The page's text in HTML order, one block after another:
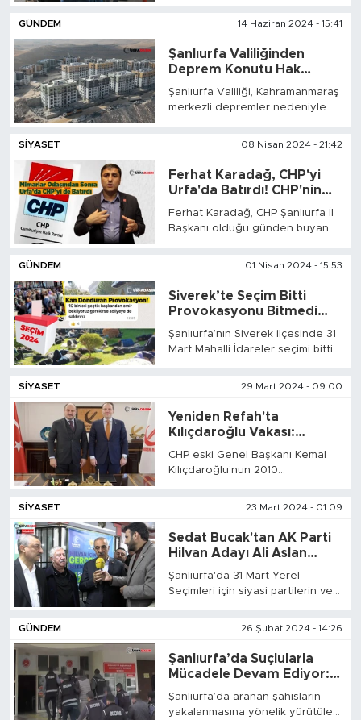
GÜNDEM 14 Haziran 2024 - 15:41
Şanlıurfa Valiliğinden
Deprem Konutu Hak
Sahiplerine Önemli Uyarı
Şanlıurfa Valiliği, Kahramanmaraş
merkezli depremler nedeniyle
işlemleri tarihi konusunda uyardı.
SİYASET 08 Nisan 2024 - 21:42
Ferhat Karadağ, CHP'yi
Urfa'da Batırdı! CHP'nin
Türkiye'de En Az Oy Alan
2.İli Urfa Oldu
Ferhat Karadağ, CHP Şanlıurfa İl
Başkanı olduğu günden buyana
oranıyla Türkiye’de en düşük oy
alan 10 il arasında 2.sırada yer
GÜNDEM 01 Nisan 2024 - 15:53
Siverek’te Seçim Bitti
Provokasyonu Bitmedi
Adliye’ye Saldıracaklar
İddiası
Şanlıurfa’nın Siverek ilçesinde 31
Mart Mahalli İdareler seçimi bitti,
Parti’nin adayı kazandı. Ancak
seçim sonuçlarında AK Parti’nin
adayının en yakın takipçisi
Yeniden Refah Partisi’nin adayı
ve yakın çevresi seçim sonucunu
çıkartmaya başladı.
SİYASET 29 Mart 2024 - 09:00
Yeniden Refah'ta
Kılıçdaroğlu Vakası:
Şanlıurfa Adayı Kendisine
Oy Veremeyecek İddiası
CHP eski Genel Başkanı Kemal
Kılıçdaroğlu’nun 2010
Refah Partisi’nin Şanlıurfa
Büyükşehir Belediye Başkan
adayı olan Kasım Gülpınar’ın
Pazar günü yapılacak seçimlerde
kendisine oy veremeyeceği ileri
SİYASET 23 Mart 2024 - 01:09
Sedat Bucak'tan AK Parti
Hilvan Adayı Ali Aslan
Bayık'a Tam Destek
Şanlıurfa'da 31 Mart Yerel
Seçimleri için siyasi partilerin ve
Şanlıurfa Milletvekili Sedat Edip
Bucak, Hilvan ilçesine giderek AK
Parti'nin Hilvan Belediye Başkan
Adayı Ali Aslan Bayık'a destek
verdi.
GÜNDEM 26 Şubat 2024 - 14:26
Şanlıurfa’da Suçlularla
Mücadele Devam Ediyor:
272 Kişi Yakalandı
Şanlıurfa’da aranan şahısların
yakalanmasına yönelik yürütülen